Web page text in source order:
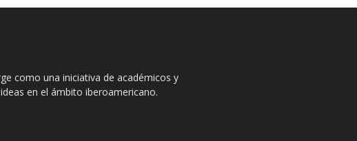
como una iniciativa de académicos y
en el ámbito iberoamericano.